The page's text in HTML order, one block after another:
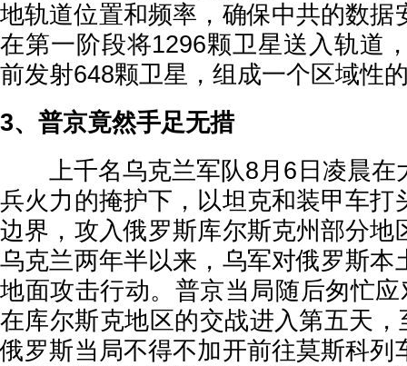
地轨道位置和频率，确保中共的数据
在第一阶段将1296颗卫星送入轨道
前发射648颗卫星，组成一个区域性
3、普京竟然手足无措
上千名乌克兰军队8月6日凌晨在
兵火力的掩护下，以坦克和装甲车打
边界，攻入俄罗斯库尔斯克州部分地
乌克兰两年半以来，乌军对俄罗斯本
地面攻击行动。普京当局随后匆忙
在库尔斯克地区的交战进入第五天
俄罗斯当局不得不加开前往莫斯科列